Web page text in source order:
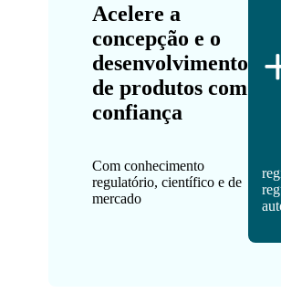
Acelere a
concepção e o
desenvolvimento
de produtos com
confiança
Com conhecimento
regulatório, científico e de
mercado